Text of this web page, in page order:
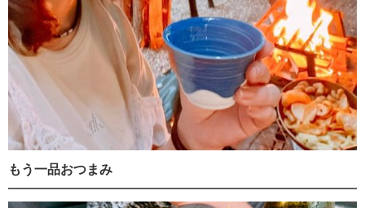
もう一品おつまみ